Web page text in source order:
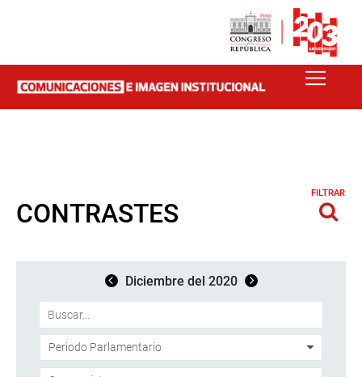
CONTRASTES
FILTRAR
Diciembre del 2020